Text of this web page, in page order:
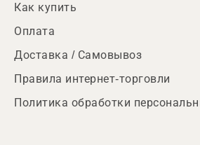
Как купить
Оплата
Доставка / Самовывоз
Правила интернет-торговли
Политика обработки